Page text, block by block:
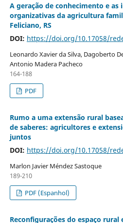
A geração de conhecimento e as
organizativas da agricultura
Feliciano, RS
DOI: https://doi.org/10.17058/
Leonardo Xavier da Silva, Dagoberto
Antonio Madera Pacheco
164-188
PDF
Rumo a uma extensão rural
de saberes: agricultores e
juntos
DOI: https://doi.org/10.17058/
Marlon Javier Méndez Sastoque
189-210
PDF (Espanhol)
Reconfigurações do espaço